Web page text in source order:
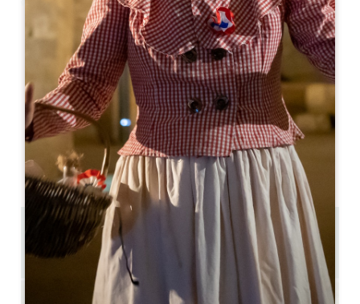
Colombard
Saint-Emilion
33330 Saint-Emilion
05 57 55 28 20
お問い合わせ
U字型ルームの収容人数 : 30
劇場収容人数 : 100
1 km
GPSコードをコピーする